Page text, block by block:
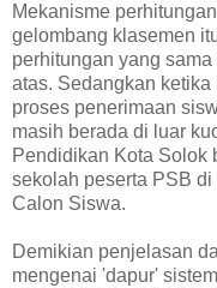
Mekanisme
gelombang klasemen
perhitungan yang
atas. Sedangkan
proses penerimaan
masih berada di luar
Pendidikan Kota Solok
sekolah peserta PSB
Calon Siswa.
Demikian penjelasan
mengenai 'dapur'